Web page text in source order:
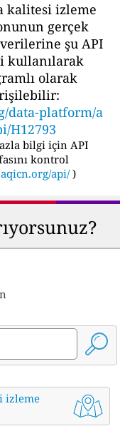
kalitesi izleme
gerçek
şu API
kullanılarak
olarak
data-platform/a
H12793
bilgi için API
kontrol
aqicn.org/api/ )
izleme